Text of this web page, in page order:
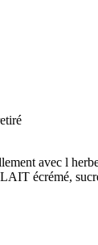
avec l
écrémé,